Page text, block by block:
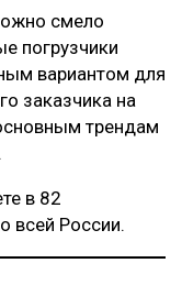
смело
погрузчики
вариантом для
заказчика на
трендам
в 82
всей России.